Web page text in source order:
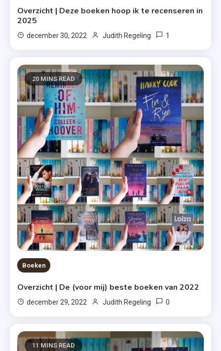
Overzicht | Deze boeken hoop ik te recenseren in
2025
december 30, 2022 Judith Regeling 1
20 MINS READ
Boeken
Overzicht | De (voor mij) beste boeken van 2022
december 29, 2022 Judith Regeling 0
11 MINS READ